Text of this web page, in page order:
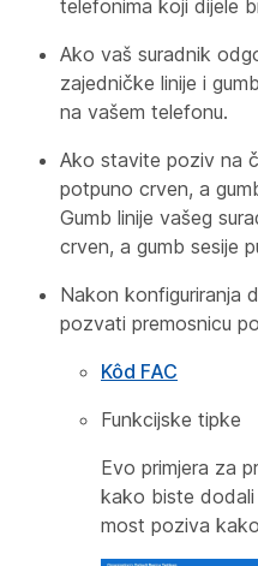
telefonima koji dijele
Ako vaš suradnik
zajedničke linije i
na vašem telefonu.
Ako stavite poziv na
potpuno crven, a
Gumb linije vašeg
crven, a gumb sesije
Nakon konfiguriranja
pozvati premosnicu
Kôd FAC
Funkcijske tipke
Evo primjera za
kako biste
most poziva